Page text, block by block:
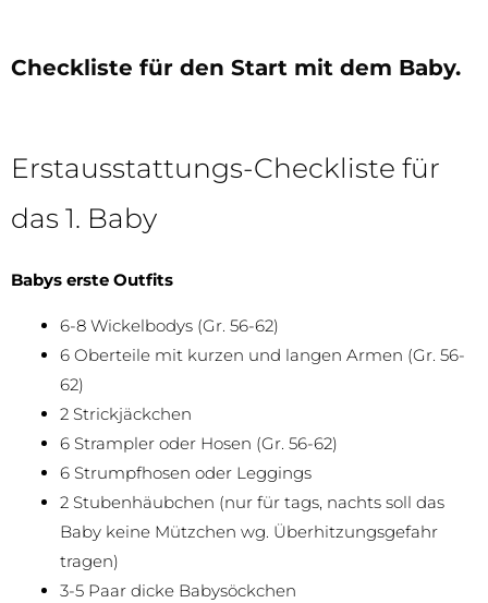
Checkliste für den Start mit dem Baby.
Erstausstattungs-Checkliste für
das 1. Baby
Babys erste Outfits
6-8 Wickelbodys (Gr. 56-62)
6 Oberteile mit kurzen und langen Armen (Gr. 56-
62)
2 Strickjäckchen
6 Strampler oder Hosen (Gr. 56-62)
6 Strumpfhosen oder Leggings
2 Stubenhäubchen (nur für tags, nachts soll das
Baby keine Mützchen wg. Überhitzungsgefahr
tragen)
3-5 Paar dicke Babysöckchen